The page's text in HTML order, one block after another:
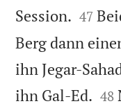
Session. 

47
Berg dann
ihn Jegar-
ihn Gal-Ed. 

48